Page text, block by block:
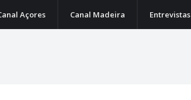
Açores Canal Madeira Entrevistas